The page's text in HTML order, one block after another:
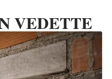
VEDETTE